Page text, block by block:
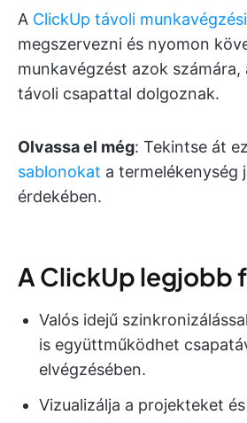
A ClickUp távoli
megszervezni és nyomon
munkavégzést azok
távoli csapattal dolgoznak.
Olvassa el még: Tekintse át
sablonokat a termelékenység
érdekében.
A ClickUp legjobb
Valós idejű
is együttműködhet
elvégzésében.
Vizualizálja a projekteket